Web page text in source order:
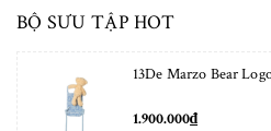
BỘ SƯU TẬP HOT
13De Marzo Bear
1.900.000₫